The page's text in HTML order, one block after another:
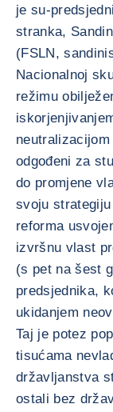
je su-
stranka,
(FSLN,
Nacionalnoj
režimu
odgođeni za
do promjene
svoju
reforma
izvršnu vlast
(s pet na šest
predsjednika,
ukidanjem
Taj je potez
tisućama
državljanstva
ostali bez